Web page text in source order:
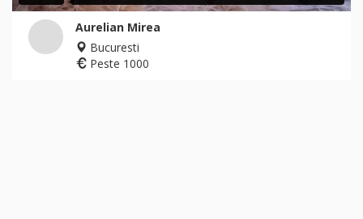
Aurelian Mirea
Bucuresti
Peste 1000